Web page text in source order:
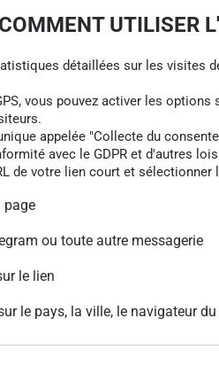
COMMENT UTILISER
détaillées sur les visites
vous pouvez activer les
appelée "Collecte du
avec le GDPR et d'autres
de votre lien court et
page
ou toute autre messagerie
le lien
le pays, la ville, le navigateur du